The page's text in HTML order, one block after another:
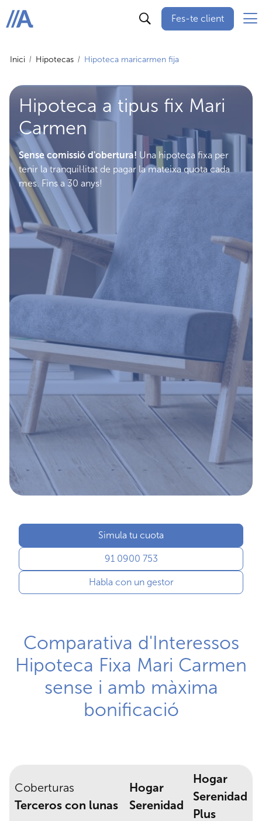
ABANCA
Fes-te client
Inici Hipotecas Hipoteca maricarmen fija
Hipoteca a tipus fix Mari
Carmen
Sense comissió d'obertura! Una hipoteca fixa per
tenir la tranquil·litat de pagar la mateixa quota cada
mes. Fins a 30 anys!
Simula tu cuota
91 0900 753
Habla con un gestor
Comparativa d'Interessos
Hipoteca Fixa Mari Carmen
sense i amb màxima
bonificació
Coberturas
Terceros con lunas
Hogar
Serenidad
Hogar
Serenidad
Plus